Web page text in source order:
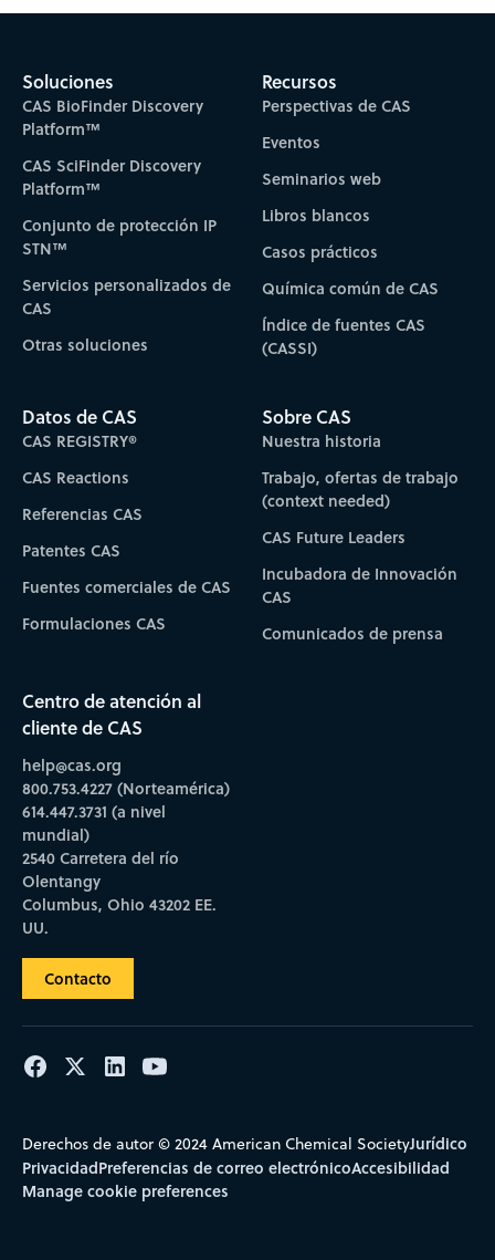
Soluciones
CAS BioFinder Discovery
Platform™
CAS SciFinder Discovery
Platform™
Conjunto de protección IP
STN™
Servicios personalizados de
CAS
Otras soluciones
Recursos
Perspectivas de CAS
Eventos
Seminarios web
Libros blancos
Casos prácticos
Química común de CAS
Índice de fuentes CAS
(CASSI)
Datos de CAS
CAS REGISTRY®
CAS Reactions
Referencias CAS
Patentes CAS
Fuentes comerciales de CAS
Formulaciones CAS
Sobre CAS
Nuestra historia
Trabajo, ofertas de trabajo
(context needed)
CAS Future Leaders
Incubadora de Innovación
CAS
Comunicados de prensa
Centro de atención al
cliente de CAS
help@cas.org
800.753.4227 (Norteamérica)
614.447.3731 (a nivel
mundial)
2540 Carretera del río
Olentangy
Columbus, Ohio 43202 EE.
UU.
Contacto
Derechos de autor © 2024 American Chemical SocietyJurídico
PrivacidadPreferencias de correo electrónicoAccesibilidad
Manage cookie preferences